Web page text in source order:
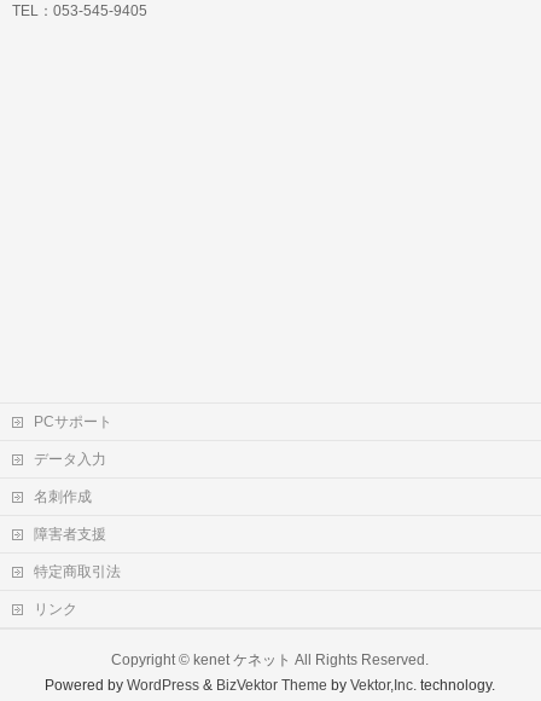
TEL：053-545-9405
PCサポート
データ入力
名刺作成
障害者支援
特定商取引法
リンク
Copyright © kenet ケネット All Rights Reserved.
Powered byWordPress & BizVektor Theme byVektor,Inc. technology.